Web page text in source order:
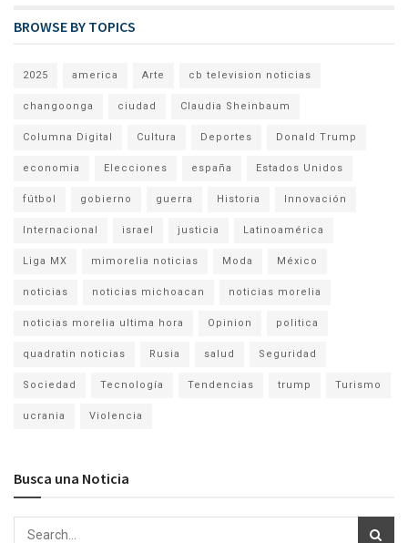
BROWSE BY TOPICS
2025 america Arte cb television noticias
changoonga ciudad Claudia Sheinbaum
Columna Digital Cultura Deportes Donald Trump
economia Elecciones españa Estados Unidos
fútbol gobierno guerra Historia Innovación
Internacional israel justicia Latinoamérica
Liga MX mimorelia noticias Moda México
noticias noticias michoacan noticias morelia
noticias morelia ultima hora Opinion politica
quadratin noticias Rusia salud Seguridad
Sociedad Tecnología Tendencias trump Turismo
ucrania Violencia
Busca una Noticia